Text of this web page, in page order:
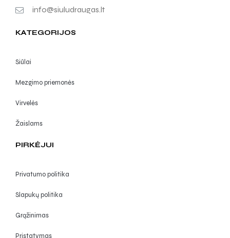
info@siuludraugas.lt
KATEGORIJOS
Siūlai
Mezgimo priemonės
Virvelės
Žaislams
PIRKĖJUI
Privatumo politika
Slapukų politika
Grąžinimas
Pristatymas